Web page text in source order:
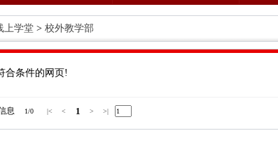
上学堂 > 校外教学部
合条件的网页!
息 1/0 |< < 1 > >|